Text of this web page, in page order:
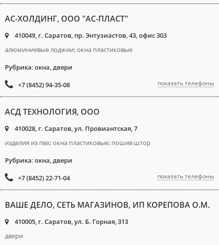
АС-ХОЛДИНГ, ООО "АС-ПЛАСТ"
410049, г. Саратов, пр. Энтузиастов, 43, офис 303
алюминиевые лоджии; окна пластиковые
Рубрика:окна, двери
+7 (8452) 94-35-08
показать телефоны
АСД ТЕХНОЛОГИЯ, ООО
410028, г. Саратов, ул. Провиантская, 7
изделия из пвх; окна пластиковые; пошив штор
Рубрика:окна, двери
+7 (8452) 22-71-04
показать телефоны
ВАШЕ ДЕЛО, СЕТЬ МАГАЗИНОВ, ИП КОРЕПОВА О.М.
410005, г. Саратов, ул. Б. Горная, 313
двери